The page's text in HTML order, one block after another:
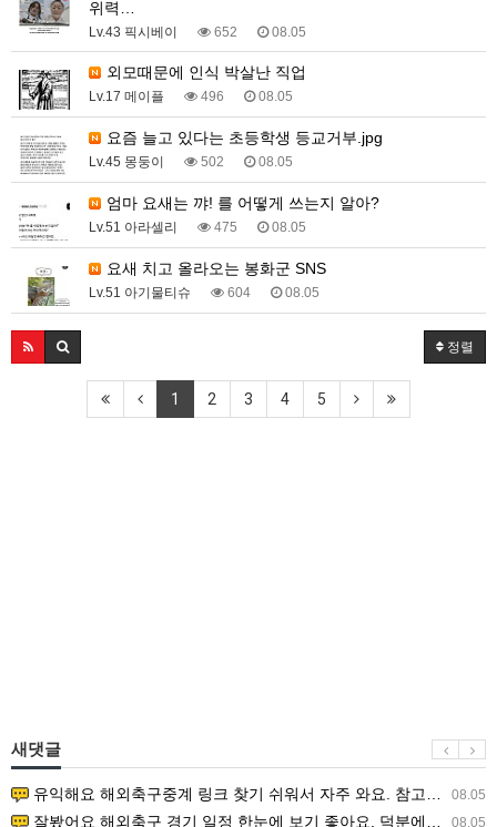
위력…
Lv.43 픽시베이 652 08.05
외모때문에 인식 박살난 직업
Lv.17 메이플 496 08.05
요즘 늘고 있다는 초등학생 등교거부.jpg
Lv.45 몽둥이 502 08.05
엄마 요새는 꺄! 를 어떻게 쓰는지 알아?
Lv.51 아라셀리 475 08.05
요새 치고 올라오는 봉화군 SNS
Lv.51 아기물티슈 604 08.05
정렬
1 2 3 4 5
새댓글
08.05
유익해요 해외축구중계 링크 찾기 쉬워서 자주 와요. 참고로 무료스포츠중계 정보 확인할 때 출처 꼭 체크해요.…
08.05
잘봤어요 해외축구 경기 일정 한눈에 보기 좋아요. 덕분에 epl중계 볼 때 공식 중계 채널 먼저 찾아봐요. …